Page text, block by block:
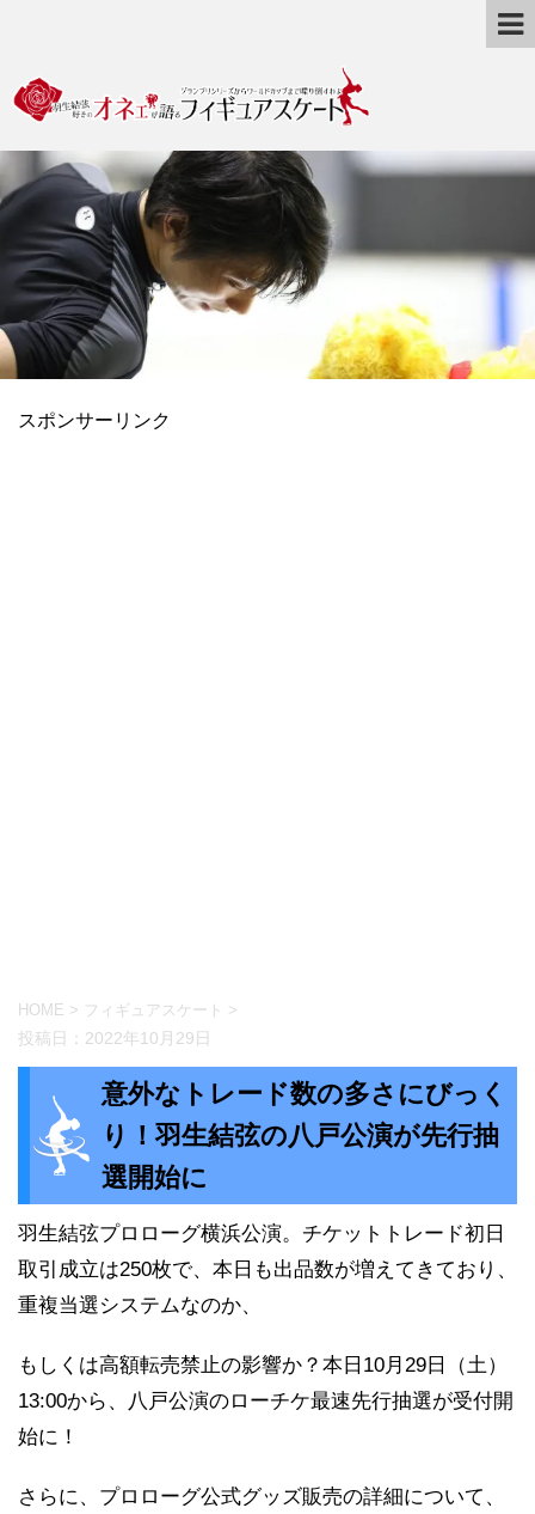
スポンサーリンク
HOME > フィギュアスケート >
投稿日： 2022年10月29日
意外なトレード数の多さにびっく
り！羽生結弦の八戸公演が先行抽
選開始に
羽生結弦プロローグ横浜公演。チケットトレード初日
取引成立は250枚で、本日も出品数が増えてきており、
重複当選システムなのか、
もしくは高額転売禁止の影響か？本日10月29日（土）
13:00から、八戸公演のローチケ最速先行抽選が受付開
始に！
さらに、プロローグ公式グッズ販売の詳細について、